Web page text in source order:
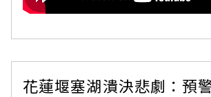
花蓮堰塞湖潰決悲劇：預